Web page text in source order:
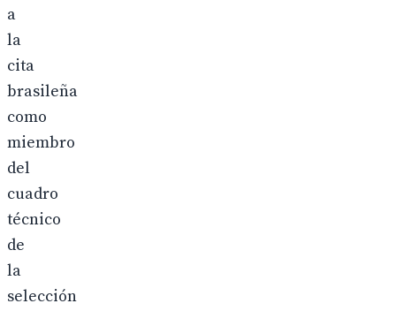
a
la
cita
brasileña
como
miembro
del
cuadro
técnico
de
la
selección